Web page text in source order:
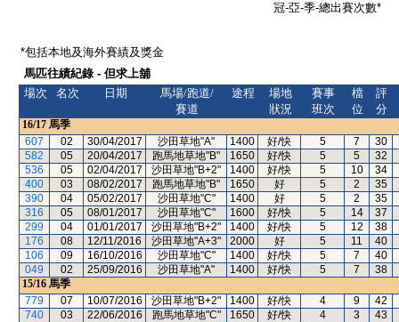
冠-亞-季-總出賽次數*
*包括本地及海外賽績及獎金
馬匹往績紀錄 - 但求上舖
場次
名次 日期
馬場/跑道/
賽道
途程
場地
狀況
賽事
班次
檔
位
評
分
16/17 馬季
607
02 30/04/2017 沙田草地"A" 1400 好/快 5 7
30
582
05 20/04/2017 跑馬地草地"B" 1650 好/快 5 5
32
536
05 02/04/2017 沙田草地"B+2" 1400 好/快 5 10
34
400
03 08/02/2017 跑馬地草地"B" 1650 好 5 2
35
390
04 05/02/2017 沙田草地"C" 1400 好 5 2
35
316
05 08/01/2017 沙田草地"C" 1600 好/快 5 14
37
299
04 01/01/2017 沙田草地"B+2" 1400 好/快 5 12
38
176
08 12/11/2016 沙田草地"A+3" 2000 好 5 11
40
106
09 16/10/2016 沙田草地"C" 1400 好/快 5 7
40
049
02 25/09/2016 沙田草地"A" 1400 好/快 5 7
38
15/16 馬季
779
07 10/07/2016 沙田草地"B+2" 1400 好/快 4 9
42
740
03 22/06/2016 跑馬地草地"C" 1650 好/快 4 3
43